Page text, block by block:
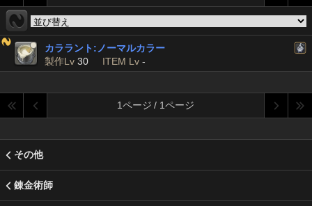
カララント:ノーマルカラー
製作Lv 30 ITEM Lv -
1ページ / 1ページ
その他
錬金術師